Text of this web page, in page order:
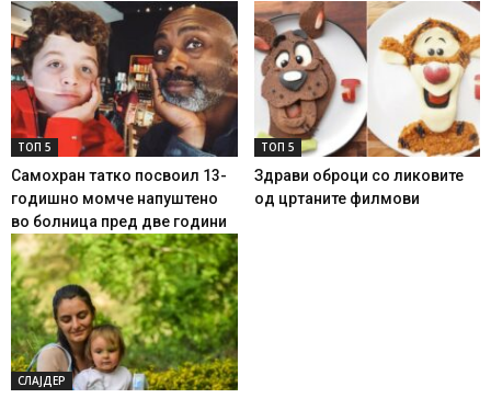
ТОП 5
Самохран татко посвоил 13-
годишно момче напуштено
во болница пред две години
ТОП 5
Здрави оброци со ликовите
од цртаните филмови
СЛАЈДЕР